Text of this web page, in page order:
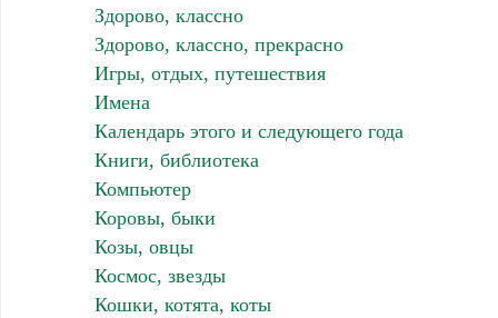
Здорово, классно
Здорово, классно, прекрасно
Игры, отдых, путешествия
Имена
Календарь этого и следующего года
Книги, библиотека
Компьютер
Коровы, быки
Козы, овцы
Космос, звезды
Кошки, котята, коты